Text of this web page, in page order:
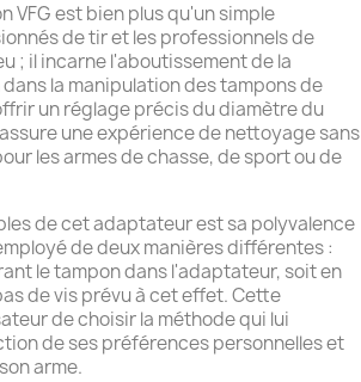
VFG est bien plus qu'un simple
de tir et les professionnels de
; il incarne l'aboutissement de la
la manipulation des tampons de
un réglage précis du diamètre du
une expérience de nettoyage sans
les armes de chasse, de sport ou de
de cet adaptateur est sa polyvalence
de deux manières différentes :
le tampon dans l'adaptateur, soit en
de vis prévu à cet effet. Cette
de choisir la méthode qui lui
de ses préférences personnelles et
arme.